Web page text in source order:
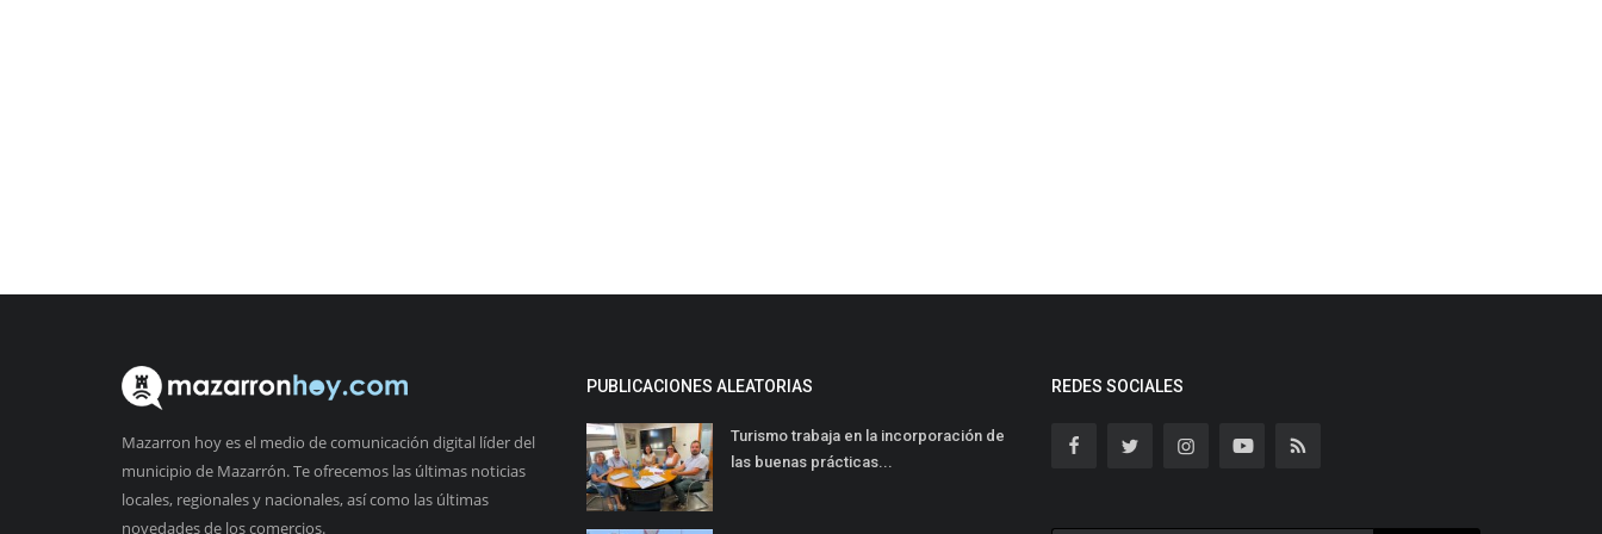
Mazarron hoy es el medio de comunicación digital líder del
municipio de Mazarrón. Te ofrecemos las últimas noticias
locales, regionales y nacionales, así como las últimas
novedades de los comercios.
PUBLICACIONES ALEATORIAS
Turismo trabaja en la incorporación de
las buenas prácticas...
REDES SOCIALES